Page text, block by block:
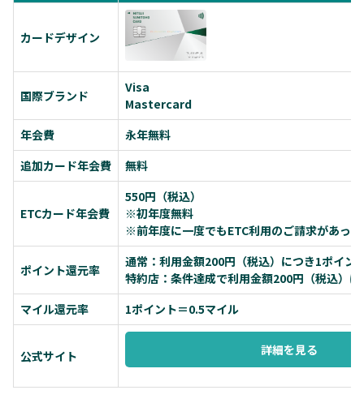
カードデザイン
国際ブランド
Visa
Mastercard
年会費
永年無料
追加カード年会費
無料
ETCカード年会費
550円（税込）
※初年度無料
※前年度に一度でもETC利用のご請求があっ
ポイント還元率
通常：利用金額200円（税込）につき1ポイン
特約店：条件達成で利用金額200円（税込）
マイル還元率
1ポイント＝0.5マイル
公式サイト 詳細を見る